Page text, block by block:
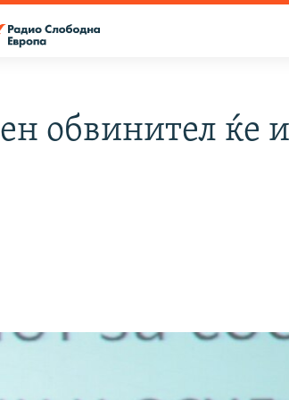
обвинител ќе